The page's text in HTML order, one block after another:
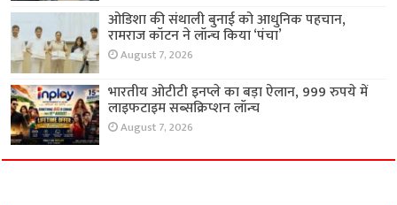
ओडिशा की संथाली बुनाई को आधुनिक पहचान,
रामराज कॉटन ने लॉन्च किया ‘पंचा’
August 7, 2026
भारतीय ओटीटी इनप्ले का बड़ा ऐलान, 999 रुपये में
लाइफटाइम सब्सक्रिप्शन लॉन्च
August 7, 2026